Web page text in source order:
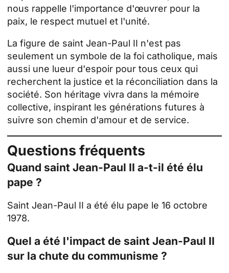
nous rappelle l'importance d'œuvrer pour la
paix, le respect mutuel et l'unité.
La figure de saint Jean-Paul II n'est pas
seulement un symbole de la foi catholique, mais
aussi une lueur d'espoir pour tous ceux qui
recherchent la justice et la réconciliation dans la
société. Son héritage vivra dans la mémoire
collective, inspirant les générations futures à
suivre son chemin d'amour et de service.
Questionsfréquents
Quand saint Jean-Paul II a-t-il été élu
pape ?
Saint Jean-Paul II a été élu pape le 16 octobre
1978.
Quel a été l'impact de saint Jean-Paul II
sur la chute du communisme ?